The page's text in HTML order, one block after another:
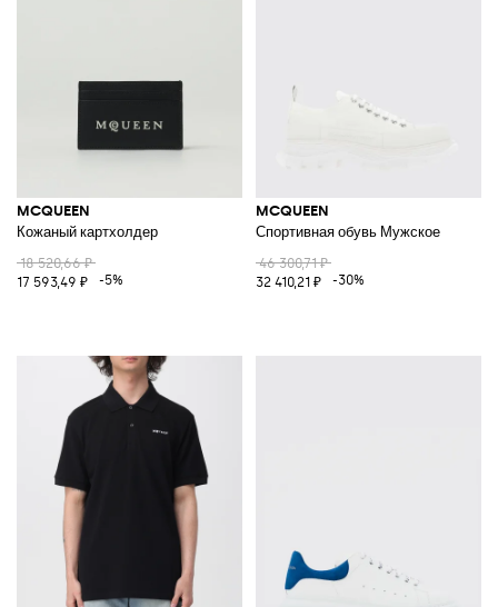
MCQUEEN
Кожаный картхолдер
18 520,66 ₽
17 593,49 ₽
-5%
MCQUEEN
Спортивная обувь Мужское
46 300,71 ₽
32 410,21 ₽
-30%